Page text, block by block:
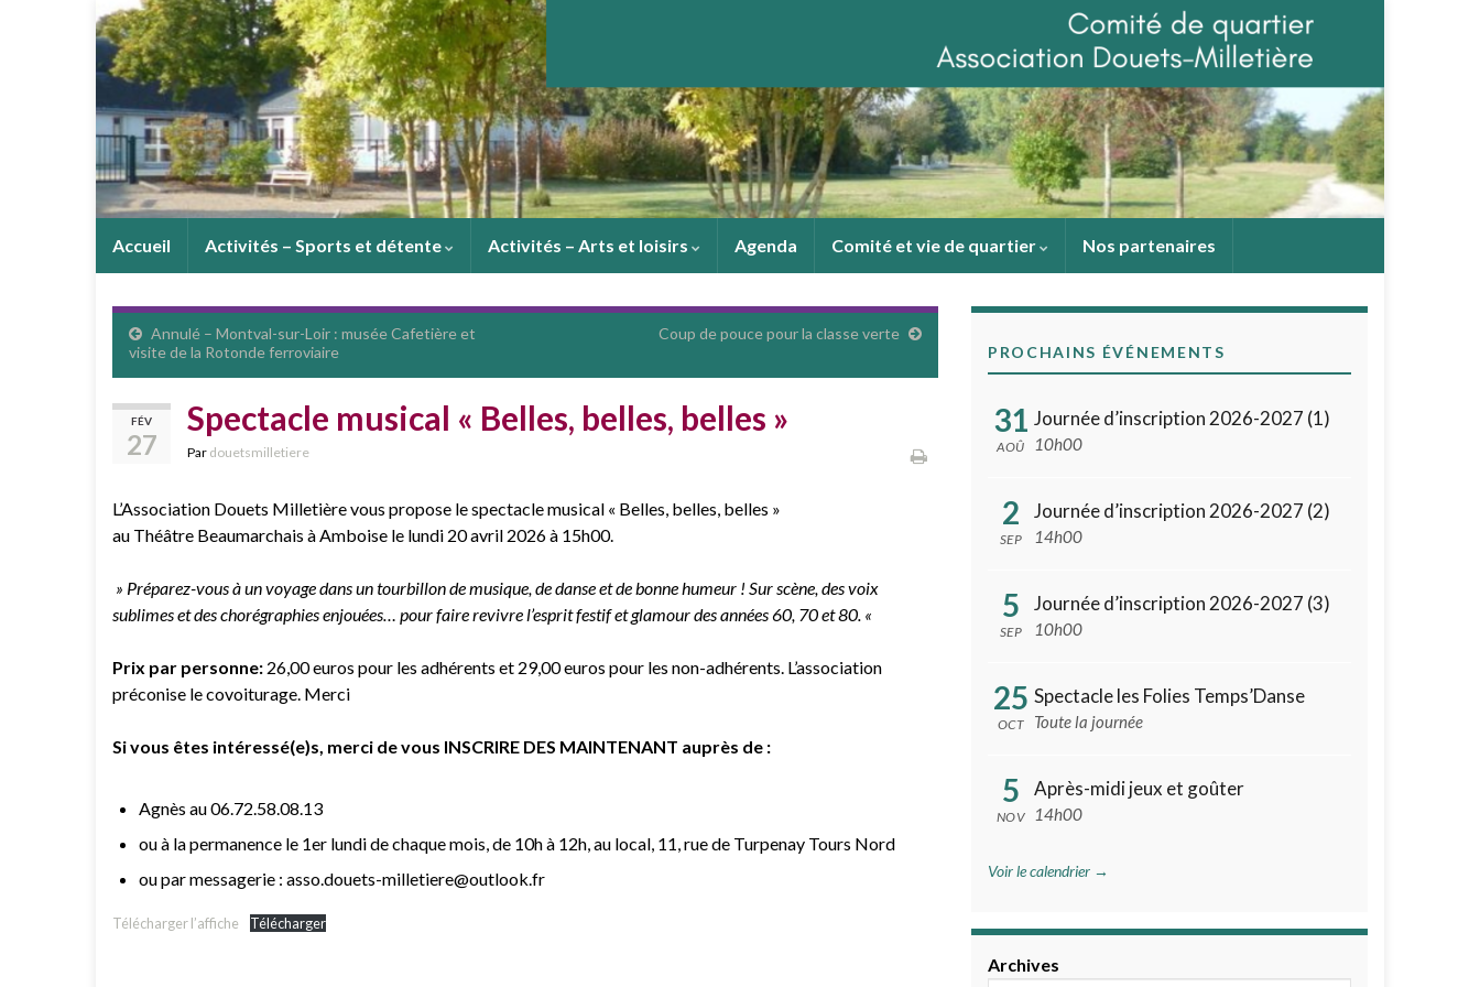
Accueil Activités – Sports et détente Activités – Arts et loisirs Agenda Comité et vie de quartier Nos partenaires
Annulé – Montval-sur-Loir : musée Cafetière et
visite de la Rotonde ferroviaire
Coup de pouce pour la classe verte
FÉV
27
Spectacle musical « Belles, belles, belles »
Par douetsmilletiere
L’Association Douets Milletière vous propose le spectacle musical « Belles, belles, belles »
au Théâtre Beaumarchais à Amboise le lundi 20 avril 2026 à 15h00.
» Préparez-vous à un voyage dans un tourbillon de musique, de danse et de bonne humeur ! Sur scène, des voix
sublimes et des chorégraphies enjouées… pour faire revivre l’esprit festif et glamour des années 60, 70 et 80. «
Prix par personne: 26,00 euros pour les adhérents et 29,00 euros pour les non-adhérents. L’association
préconise le covoiturage. Merci
Si vous êtes intéressé(e)s, merci de vous INSCRIRE DES MAINTENANT auprès de :
Agnès au 06.72.58.08.13
ou à la permanence le 1er lundi de chaque mois, de 10h à 12h, au local, 11, rue de Turpenay Tours Nord
ou par messagerie : asso.douets-milletiere@outlook.fr
Télécharger l’affiche Télécharger
PROCHAINS ÉVÉNEMENTS
31
AOÛ
Journée d’inscription 2026-2027 (1)
10h00
2
SEP
Journée d’inscription 2026-2027 (2)
14h00
5
SEP
Journée d’inscription 2026-2027 (3)
10h00
25
OCT
Spectacle les Folies Temps’Danse
Toute la journée
5
NOV
Après-midi jeux et goûter
14h00
Voir le calendrier →
Archives